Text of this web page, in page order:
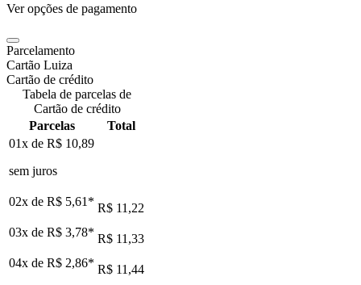
Ver opções de pagamento
Parcelamento
Cartão Luiza
Cartão de crédito
Tabela de parcelas de
Cartão de crédito
Parcelas
Total
01x de R$ 10,89
sem juros
02x de R$ 5,61 * R$ 11,22
03x de R$ 3,78* R$ 11,33
04x de R$ 2,86* R$ 11,44